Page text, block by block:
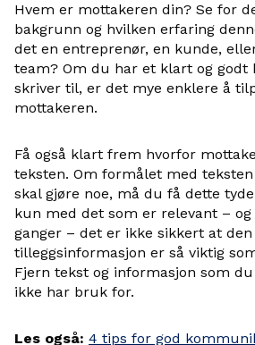
Hvem er mottakeren din? Se for
bakgrunn og hvilken erfaring
det en entreprenør, en kunde,
team? Om du har et klart og godt
skriver til, er det mye enklere å
mottakeren.
Få også klart frem hvorfor
teksten. Om formålet med
skal gjøre noe, må du få dette
kun med det som er relevant –
ganger – det er ikke sikkert at
tilleggsinformasjon er så viktig
Fjern tekst og informasjon som
ikke har bruk for.
Les også: 4 tips for god